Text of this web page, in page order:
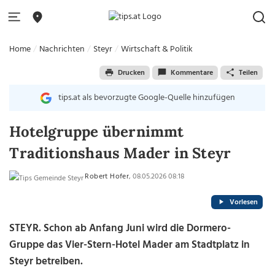
Home Nachrichten Steyr Wirtschaft & Politik
Drucken Kommentare Teilen
tips.at als bevorzugte Google-Quelle hinzufügen
Hotelgruppe übernimmt
Traditionshaus Mader in Steyr
Robert Hofer, 08.05.2026 08:18
Vorlesen
STEYR. Schon ab Anfang Juni wird die Dormero-
Gruppe das Vier-Stern-Hotel Mader am Stadtplatz in
Steyr betreiben.